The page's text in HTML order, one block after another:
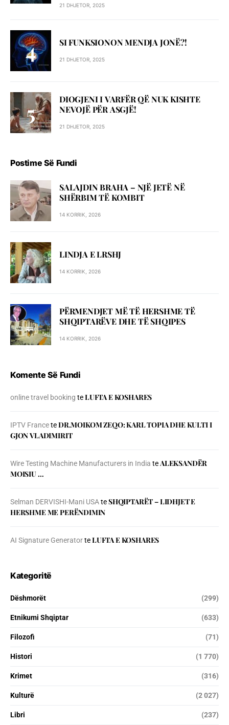
21 DHJETOR, 2025
SI FUNKSIONON MENDJA JONË?!
21 DHJETOR, 2025
DIOGJENI I VARFËR QË NUK KISHTE
NEVOJË PËR ASGJË!
21 DHJETOR, 2025
Postime Së Fundi
SALAJDIN BRAHA – NJЁ JETЁ NЁ
SHЁRBIM TЁ KOMBIT
14 KORRIK, 2026
LINDJA E LRSHJ
14 KORRIK, 2026
PËRMENDJET MË TË HERSHME TË
SHQIPTARËVE DHE TË SHQIPES
14 KORRIK, 2026
Komente Së Fundi
online travel booking teLUFTA E KOSHARES
IPTV FranceteDR.MOIKOM ZEQO: KARL TOPIA DHE KULTI I
GJON VLADIMIRIT
Wire Testing Machine Manufacturers in India teALEKSANDËR
MOISIU …
Selman DERVISHI-Mani USAteSHQIPTARËT – LIDHJET E
HERSHME ME PERËNDIMIN
AI Signature GeneratorteLUFTA E KOSHARES
Kategoritë
Dëshmorët (299)
Etnikumi Shqiptar (633)
Filozofi (71)
Histori (1 770)
Krimet (316)
Kulturë (2 027)
Libri (237)